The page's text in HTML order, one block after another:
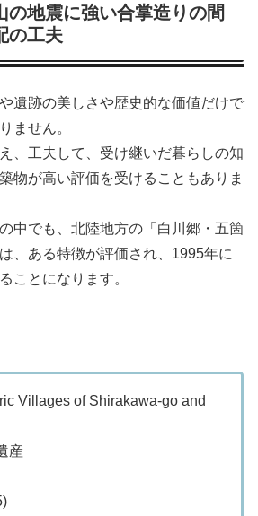
の地震に強い合掌造りの間
の工夫
遺跡の美しさや歴史的な価値だけで
ません。
、工夫して、受け継いだ暮らしの知
物が高い評価を受けることもありま
中でも、北陸地方の「白川郷・五箇
、ある特徴が評価され、1995年に
ことになります。
Villages of Shirakawa-go and
産